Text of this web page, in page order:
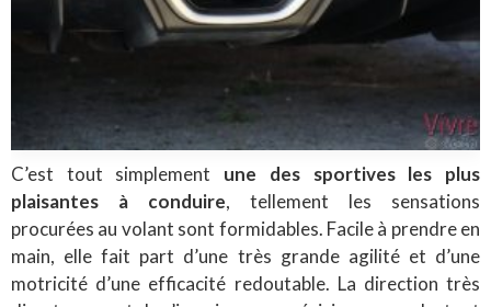
C’est tout simplement une des sportives les plus
plaisantes à conduire, tellement les sensations
procurées au volant sont formidables. Facile à prendre en
main, elle fait part d’une très grande agilité et d’une
motricité d’une efficacité redoutable. La direction très